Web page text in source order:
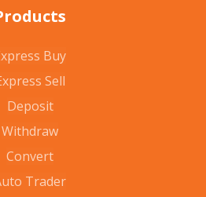
Buy
Sell
Deposit
Withdraw
Convert
Trader